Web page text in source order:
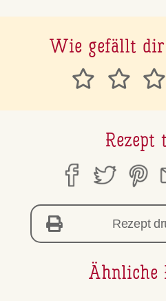
Wie gefällt dir
Rezept
Rezept
Ähnliche